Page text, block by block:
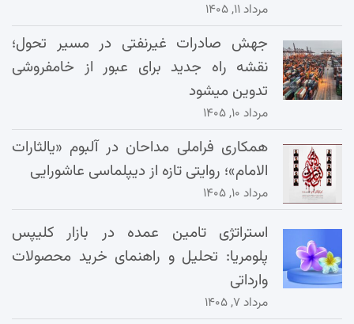
مرداد ۱۱, ۱۴۰۵
جهش صادرات غیرنفتی در مسیر تحول؛
نقشه راه جدید برای عبور از خامفروشی
تدوین میشود
مرداد ۱۰, ۱۴۰۵
همکاری فراملی مداحان در آلبوم «یالثارات
الامام»؛ روایتی تازه از دیپلماسی عاشورایی
مرداد ۱۰, ۱۴۰۵
استراتژی تامین عمده در بازار کلیپس
پلومریا: تحلیل و راهنمای خرید محصولات
وارداتی
مرداد ۷, ۱۴۰۵